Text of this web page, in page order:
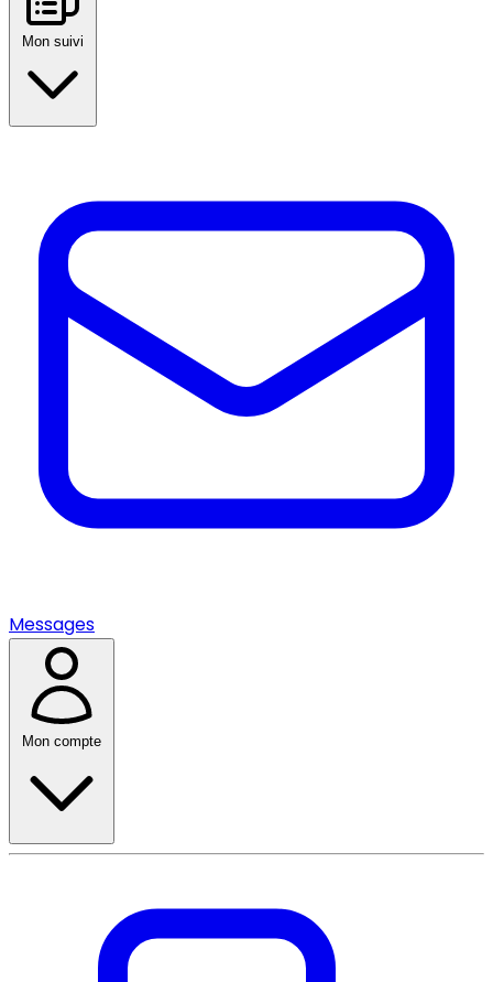
Mon suivi
Messages
Mon compte